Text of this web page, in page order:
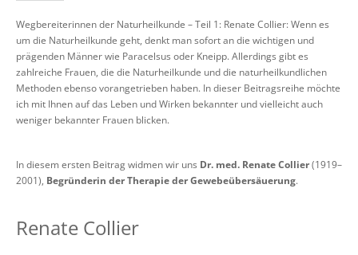
Wegbereiterinnen der Naturheilkunde – Teil 1: Renate Collier: Wenn es
um die Naturheilkunde geht, denkt man sofort an die wichtigen und
prägenden Männer wie Paracelsus oder Kneipp. Allerdings gibt es
zahlreiche Frauen, die die Naturheilkunde und die naturheilkundlichen
Methoden ebenso vorangetrieben haben. In dieser Beitragsreihe möchte
ich mit Ihnen auf das Leben und Wirken bekannter und vielleicht auch
weniger bekannter Frauen blicken.
In diesem ersten Beitrag widmen wir uns Dr. med. Renate Collier(1919–
2001), Begründerin der Therapie der Gewebeübersäuerung.
Renate Collier